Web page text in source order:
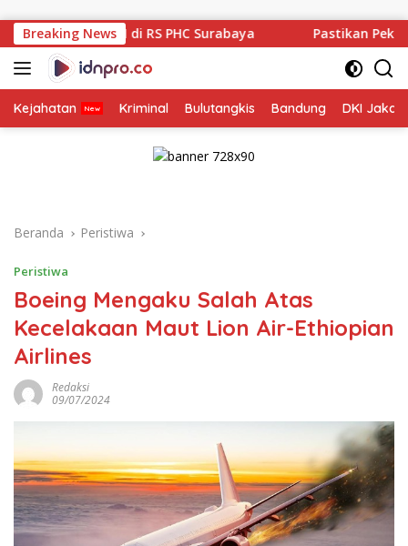
ke
konten
Breaking News
PHC Surabaya Pastikan Pekayanan Maksimal,
Kejahatan Kriminal Bulutangkis Bandung DKI
Beranda Peristiwa
Peristiwa
Boeing Mengaku Salah Atas
Kecelakaan Maut Lion Air-Ethiopian
Airlines
Redaksi
09/07/2024